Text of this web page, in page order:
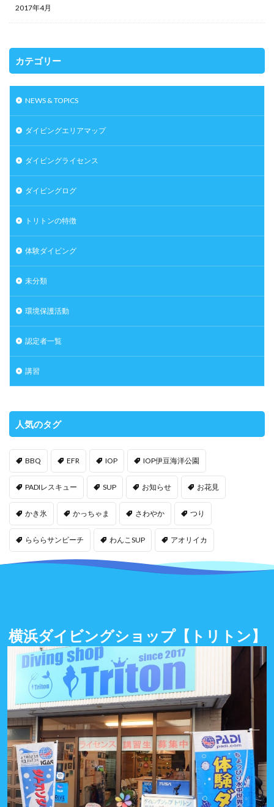
2017年4月
カテゴリー
NEWS & TOPICS
ダイビングエリアマップ
ダイビングライセンス
ダイビングログ
トリトンの特徴
体験ダイビング
未分類
環境保護活動
認定者一覧
講習
人気のタグ
BBQ EFR IOP IOP伊豆海洋公園
PADIレスキュー SUP お知らせ お花見
かき氷 かっちゃま さわやか つり
らららサンビーチ わんこSUP アオリイカ
横浜ダイビングショップ【トリトン】